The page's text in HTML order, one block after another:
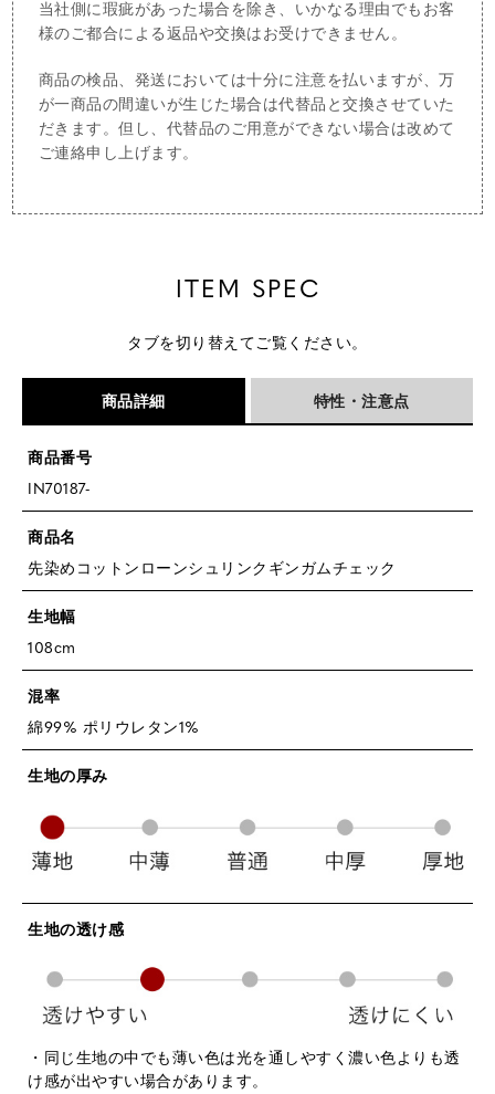
当社側に瑕疵があった場合を除き、いかなる理由でもお客
様のご都合による返品や交換はお受けできません。
商品の検品、発送においては十分に注意を払いますが、万
が一商品の間違いが生じた場合は代替品と交換させていた
だきます。但し、代替品のご用意ができない場合は改めて
ご連絡申し上げます。
ITEM SPEC
タブを切り替えてご覧ください。
商品詳細
商品番号
IN70187-
商品名
先染めコットンローンシュリンクギンガムチェック
生地幅
108cm
混率
綿99% ポリウレタン1%
生地の厚み
生地の透け感
・同じ生地の中でも薄い色は光を通しやすく濃い色よりも透
け感が出やすい場合があります。
特性・注意点